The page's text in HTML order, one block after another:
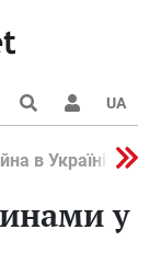
UA
в Україні 2022
у